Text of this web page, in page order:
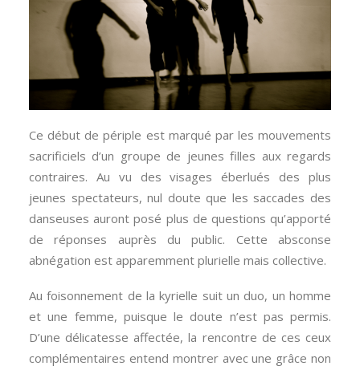
Ce début de périple est marqué par les mouvements
sacrificiels d’un groupe de jeunes filles aux regards
contraires. Au vu des visages éberlués des plus
jeunes spectateurs, nul doute que les saccades des
danseuses auront posé plus de questions qu’apporté
de réponses auprès du public. Cette absconse
abnégation est apparemment plurielle mais collective.
Au foisonnement de la kyrielle suit un duo, un homme
et une femme, puisque le doute n’est pas permis.
D’une délicatesse affectée, la rencontre de ces ceux
complémentaires entend montrer avec une grâce non